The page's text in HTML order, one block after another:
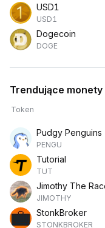
USD1
USD1
Dogecoin
DOGE
Trendujące monety
Token
Pudgy Penguins
PENGU
Tutorial
TUT
Jimothy The
JIMOTHY
StonkBroker
STONKBROKER